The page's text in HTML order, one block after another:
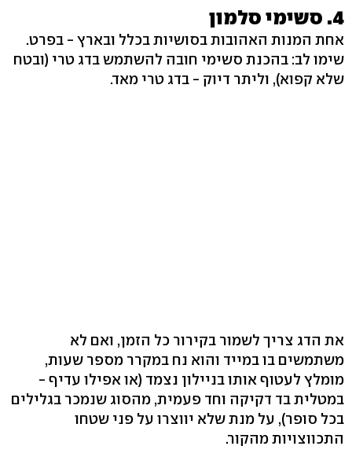
4. סשימי סלמון
אחת המנות האהובות בסושיות בכלל ובארץ - בפרט.
שימו לב: בהכנת סשימי חובה להשתמש בדג טרי (ובטח
שלא קפוא), וליתר דיוק - בדג טרי מאד.
את הדג צריך לשמור בקירור כל הזמן, ואם לא
משתמשים בו במייד והוא נח במקרר מספר שעות,
מומלץ לעטוף אותו בניילון נצמד (או אפילו עדיף -
במטלית בד דקיקה וחד פעמית, מהסוג שנמכר בגלילים
בכל סופר), על מנת שלא יווצרו על פני שטחו
התכווצויות מהקור.